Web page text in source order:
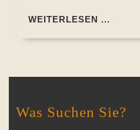
WEITERLESEN ...
Was Suchen Sie?